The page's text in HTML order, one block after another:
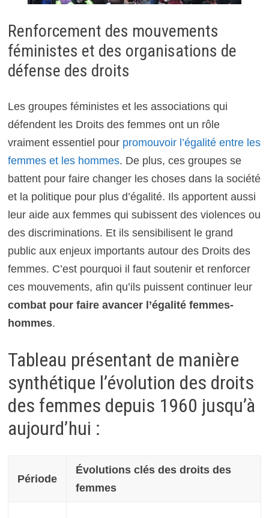
Renforcement des mouvements
féministes et des organisations de
défense des droits
Les groupes féministes et les associations qui
défendent les Droits des femmes ont un rôle
vraiment essentiel pour promouvoir l’égalité entre les
femmes et les hommes. De plus, ces groupes se
battent pour faire changer les choses dans la société
et la politique pour plus d’égalité. Ils apportent aussi
leur aide aux femmes qui subissent des violences ou
des discriminations. Et ils sensibilisent le grand
public aux enjeux importants autour des Droits des
femmes. C’est pourquoi il faut soutenir et renforcer
ces mouvements, afin qu’ils puissent continuer leur
combat pour faire avancer l’égalité femmes-
hommes.
Tableau présentant de manière
synthétique l’évolution des droits
des femmes depuis 1960 jusqu’à
aujourd’hui :
Période
Évolutions clés des droits des
femmes